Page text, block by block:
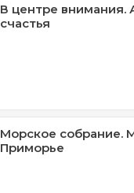
В центре внимания.
счастья
Морское собрание.
Приморье